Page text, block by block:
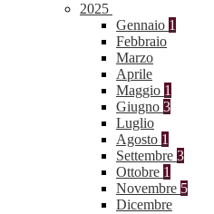
2025
Gennaio 1
Febbraio
Marzo
Aprile
Maggio 1
Giugno 3
Luglio
Agosto 1
Settembre 3
Ottobre 1
Novembre 5
Dicembre